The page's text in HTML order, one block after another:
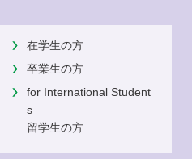
在学生の方
卒業生の方
for International Student
s
留学生の方